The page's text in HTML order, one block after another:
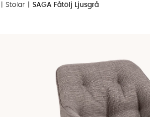
Stolar SAGA Fåtölj Ljusgrå